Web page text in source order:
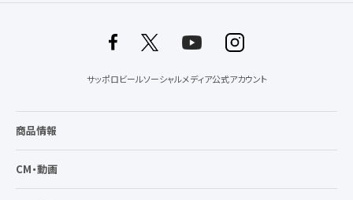
サッポロビールソーシャルメディア公式アカウント
商品情報
CM・動画